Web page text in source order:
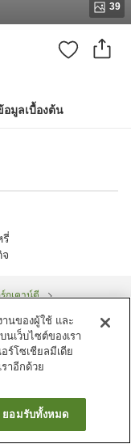
39
อมูลเบื้องต้น
รี่
กเคาน์ตี
นของผู้ใช้ และ
เว็บไซต์ของเรา
ร์โซเชียลมีเดีย
าอีกด้วย
ยอมรับทั้งหมด